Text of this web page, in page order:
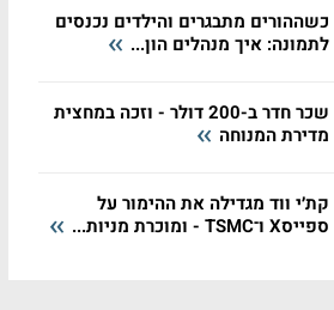
כשההורים מתבגרים והילדים נכנסים
לתמונה: איך מנהלים הון...
שכר חדר ב-200 דולר - וזכה במחצית
מדירת המנוחה
קת׳י ווד מגדילה את ההימור על
ספייסX ו־TSMC - ומוכרת מניות...